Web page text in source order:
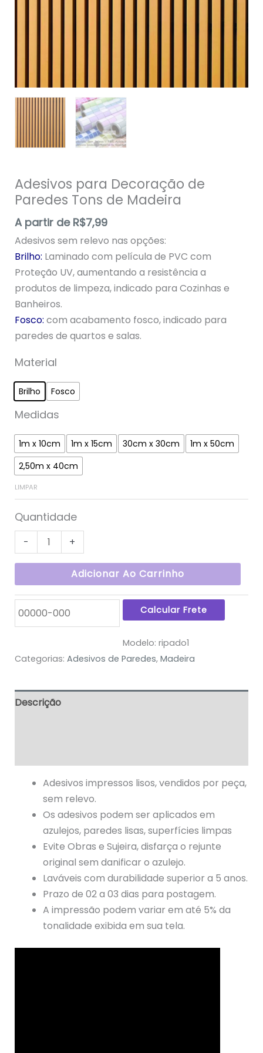
Adesivos para Decoração de
Paredes Tons de Madeira
A partir de R$7,99
Adesivos sem relevo nas opções:
Brilho: Laminado com película de PVC com
Proteção UV, aumentando a resistência a
produtos de limpeza, indicado para Cozinhas e
Banheiros.
Fosco: com acabamento fosco, indicado para
paredes de quartos e salas.
Material
Brilho Fosco
Medidas
1m x 10cm 1m x 15cm 30cm x 30cm
1m x 50cm
2,50m x 40cm
LIMPAR
Quantidade
- +
Adicionar Ao Carrinho
Modelo:ripado1
Categorias: Adesivos de Paredes, Madeira
Descrição
Adesivos impressos lisos, vendidos por peça,
sem relevo.
Os adesivos podem ser aplicados em
azulejos, paredes lisas, superfícies limpas
Evite Obras e Sujeira, disfarça o rejunte
original sem danificar o azulejo.
Laváveis com durabilidade superior a 5 anos.
Prazo de 02 a 03 dias para postagem.
A impressão podem variar em até 5% da
tonalidade exibida em sua tela.